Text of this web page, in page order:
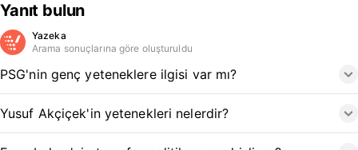
Yanıt bulun
Yazeka
Arama sonuçlarına göre oluşturuldu
PSG'nin genç yeteneklere ilgisi var mı?
Yusuf Akçiçek'in yetenekleri nelerdir?